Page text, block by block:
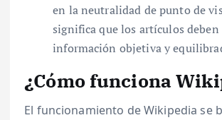
en la neutralidad de punto de
significa que los artículos
información objetiva y
¿Cómo funciona
El funcionamiento de Wikipedia se